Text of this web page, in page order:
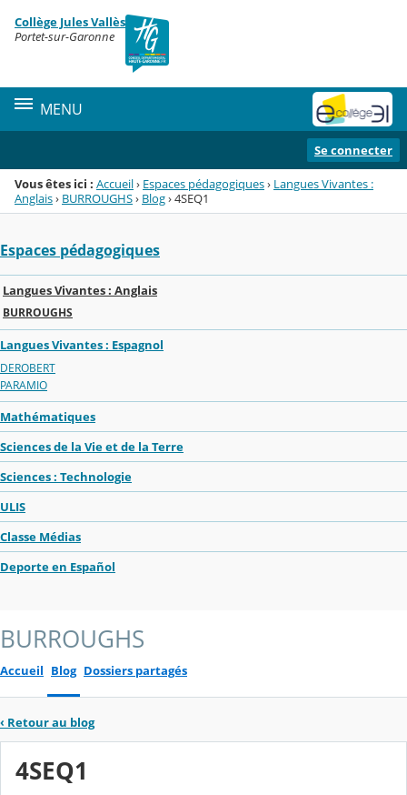
Menu de la rubrique
Contenu
Collège Jules Vallès
Portet-sur-Garonne
MENU
Se connecter
Vous êtes ici : Accueil› Espaces pédagogiques› Langues Vivantes :
Anglais› BURROUGHS› Blog›4SEQ1
Espaces pédagogiques
Langues Vivantes : Anglais
BURROUGHS
Langues Vivantes : Espagnol
DEROBERT
PARAMIO
Mathématiques
Sciences de la Vie et de la Terre
Sciences : Technologie
ULIS
Classe Médias
Deporte en Español
BURROUGHS
Accueil Blog Dossiers partagés
‹ Retour au blog
4SEQ1